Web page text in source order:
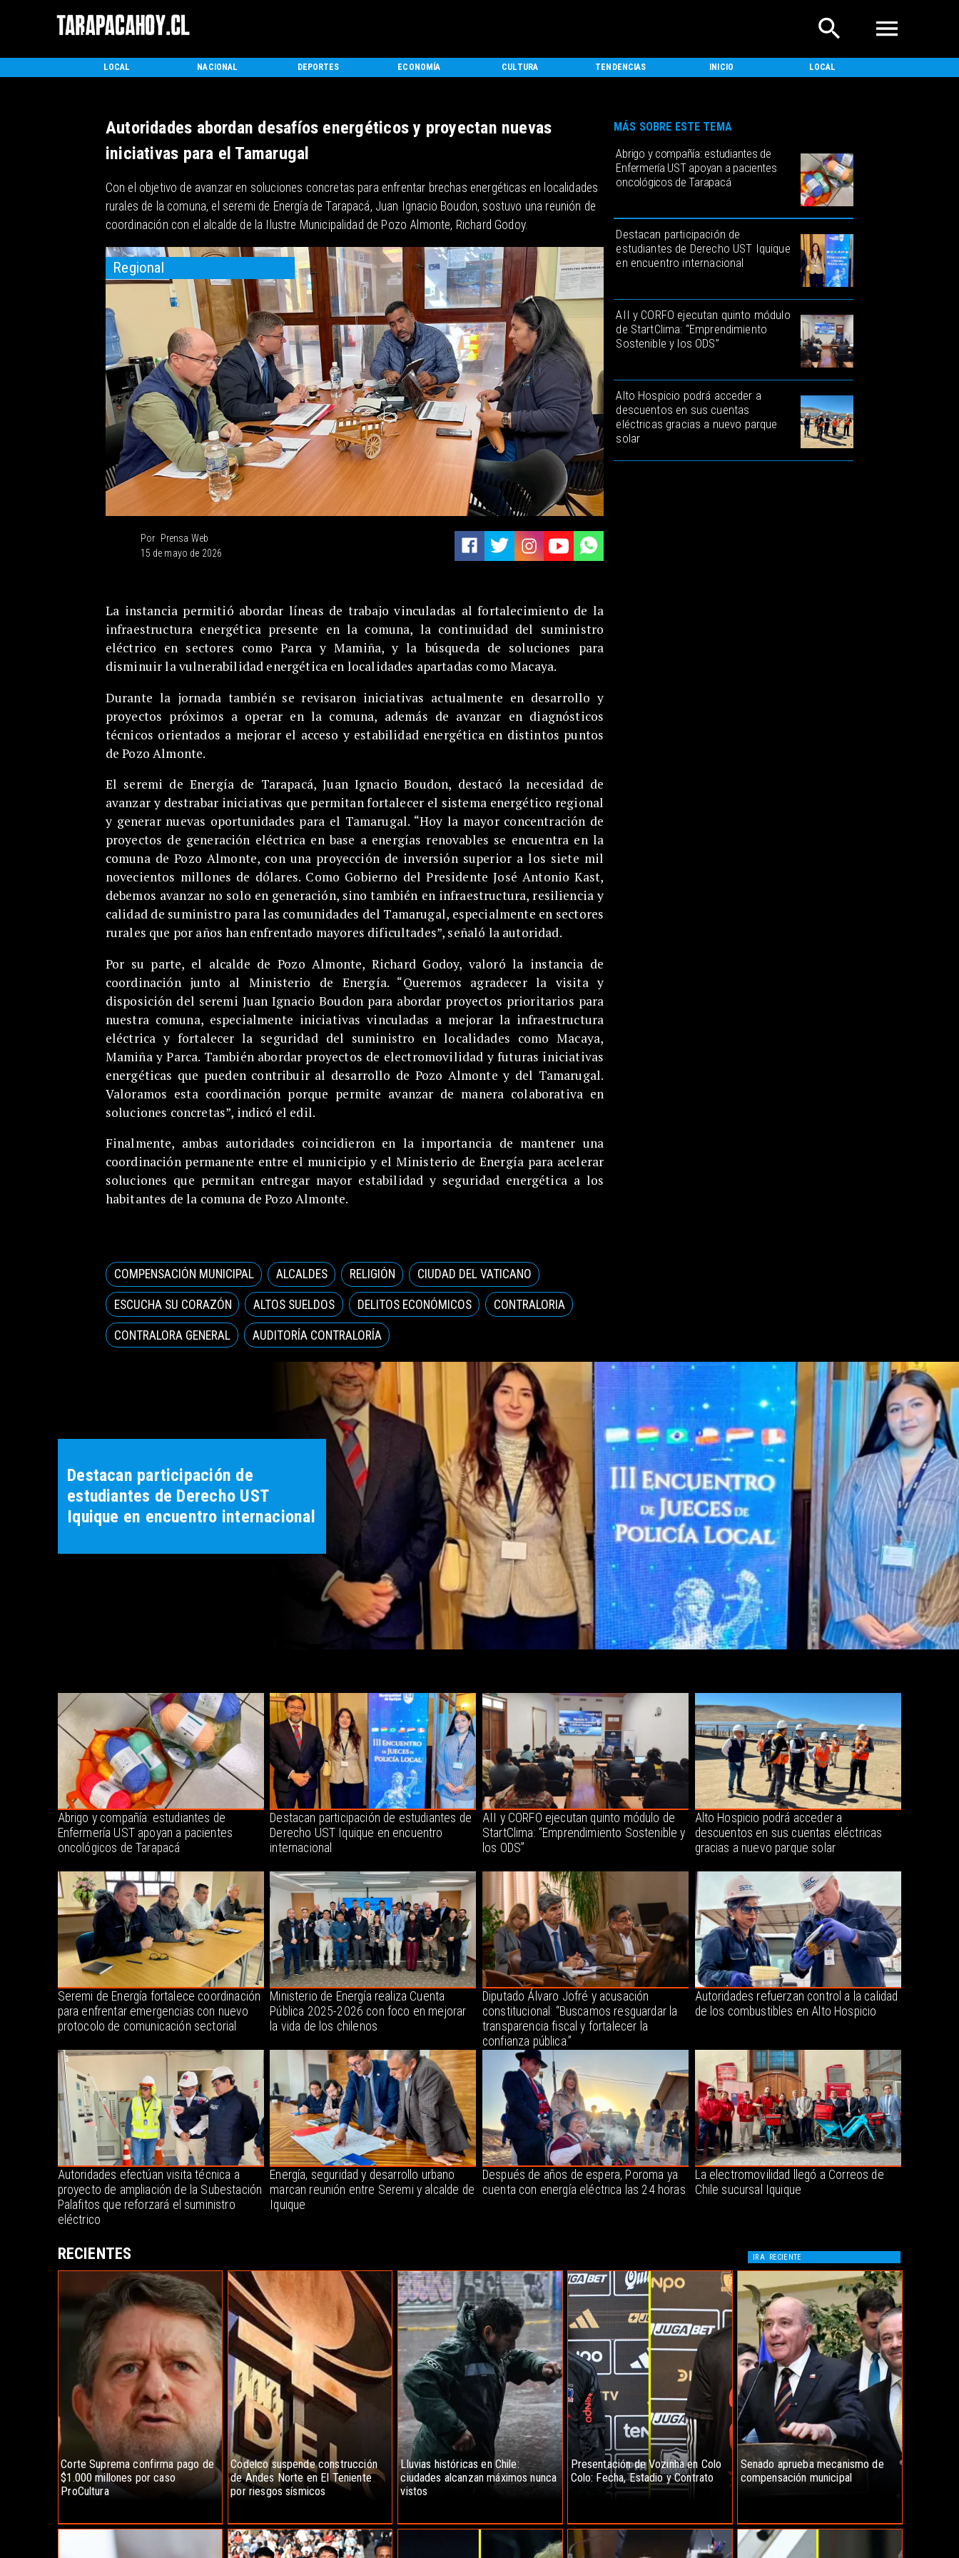
LOCAL NACIONAL DEPORTES ECONOMÍA CULTURA TENDENCIAS INICIO LOCAL
Regional
Prensa Web
Por
15 de mayo de 2026
Abrigo y compañía: estudiantes de
Enfermería UST apoyan a pacientes
oncológicos de Tarapacá
Destacan participación de
estudiantes de Derecho UST Iquique
en encuentro internacional
AII y CORFO ejecutan quinto módulo
de StartClima: “Emprendimiento
Sostenible y los ODS”
Alto Hospicio podrá acceder a
descuentos en sus cuentas
eléctricas gracias a nuevo parque
solar
MÁS SOBRE ESTE TEMA
Autoridades abordan desafíos energéticos y proyectan nuevas
iniciativas para el Tamarugal
​Con el objetivo de avanzar en soluciones concretas para enfrentar brechas energéticas en localidades
rurales de la comuna, el seremi de Energía de Tarapacá, Juan Ignacio Boudon, sostuvo una reunión de
coordinación con el alcalde de la Ilustre Municipalidad de Pozo Almonte, Richard Godoy.
La instancia permitió abordar líneas de trabajo vinculadas al fortalecimiento de la
infraestructura energética presente en la comuna, la continuidad del suministro
eléctrico en sectores como Parca y Mamiña, y la búsqueda de soluciones para
disminuir la vulnerabilidad energética en localidades apartadas como Macaya.
Durante la jornada también se revisaron iniciativas actualmente en desarrollo y
proyectos próximos a operar en la comuna, además de avanzar en diagnósticos
técnicos orientados a mejorar el acceso y estabilidad energética en distintos puntos
de Pozo Almonte.
El seremi de Energía de Tarapacá, Juan Ignacio Boudon, destacó la necesidad de
avanzar y destrabar iniciativas que permitan fortalecer el sistema energético regional
y generar nuevas oportunidades para el Tamarugal. “Hoy la mayor concentración de
proyectos de generación eléctrica en base a energías renovables se encuentra en la
comuna de Pozo Almonte, con una proyección de inversión superior a los siete mil
novecientos millones de dólares. Como Gobierno del Presidente José Antonio Kast,
debemos avanzar no solo en generación, sino también en infraestructura, resiliencia y
calidad de suministro para las comunidades del Tamarugal, especialmente en sectores
rurales que por años han enfrentado mayores dificultades”, señaló la autoridad.
Por su parte, el alcalde de Pozo Almonte, Richard Godoy, valoró la instancia de
coordinación junto al Ministerio de Energía. “Queremos agradecer la visita y
disposición del seremi Juan Ignacio Boudon para abordar proyectos prioritarios para
nuestra comuna, especialmente iniciativas vinculadas a mejorar la infraestructura
eléctrica y fortalecer la seguridad del suministro en localidades como Macaya,
Mamiña y Parca. También abordar proyectos de electromovilidad y futuras iniciativas
energéticas que pueden contribuir al desarrollo de Pozo Almonte y del Tamarugal.
Valoramos esta coordinación porque permite avanzar de manera colaborativa en
soluciones concretas”, indicó el edil.
Finalmente, ambas autoridades coincidieron en la importancia de mantener una
coordinación permanente entre el municipio y el Ministerio de Energía para acelerar
soluciones que permitan entregar mayor estabilidad y seguridad energética a los
habitantes de la comuna de Pozo Almonte.
COMPENSACIÓN MUNICIPAL ALCALDES RELIGIÓN CIUDAD DEL VATICANO
ESCUCHA SU CORAZÓN ALTOS SUELDOS DELITOS ECONÓMICOS CONTRALORIA
CONTRALORA GENERAL AUDITORÍA CONTRALORÍA
AII y CORFO ejecutan quinto
módulo de StartClima:
“Emprendimiento Sostenible y los
ODS”
Abrigo y compañía: estudiantes de
Enfermería UST apoyan a pacientes
oncológicos de Tarapacá
Destacan participación de estudiantes de
Derecho UST Iquique en encuentro
internacional
AII y CORFO ejecutan quinto módulo de
StartClima: “Emprendimiento Sostenible y
los ODS”
Alto Hospicio podrá acceder a
descuentos en sus cuentas eléctricas
gracias a nuevo parque solar
Seremi de Energía fortalece coordinación
para enfrentar emergencias con nuevo
protocolo de comunicación sectorial
Ministerio de Energía realiza Cuenta
Pública 2025-2026 con foco en mejorar
la vida de los chilenos
Diputado Álvaro Jofré y acusación
constitucional: “Buscamos resguardar la
transparencia fiscal y fortalecer la
confianza pública.”
Autoridades refuerzan control a la calidad
de los combustibles en Alto Hospicio
Autoridades efectúan visita técnica a
proyecto de ampliación de la Subestación
Palafitos que reforzará el suministro
eléctrico
Energía, seguridad y desarrollo urbano
marcan reunión entre Seremi y alcalde de
Iquique
Después de años de espera, Poroma ya
cuenta con energía eléctrica las 24 horas
La electromovilidad llegó a Correos de
Chile sucursal Iquique
Corte Suprema confirma pago de
$1.000 millones por caso
ProCultura
Codelco suspende construcción
de Andes Norte en El Teniente
por riesgos sísmicos
Lluvias históricas en Chile:
ciudades alcanzan máximos nunca
vistos
Presentación de Vozinha en Colo
Colo: Fecha, Estadio y Contrato
Senado aprueba mecanismo de
compensación municipal
RECIENTES IR A RECIENTE